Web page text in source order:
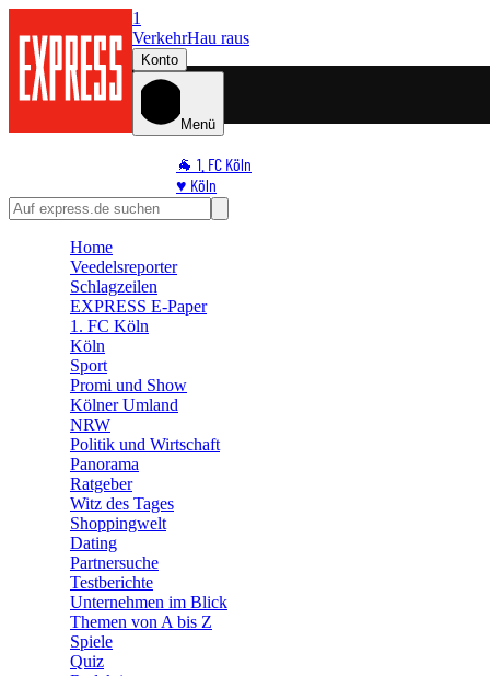
1
VerkehrHau raus
Konto
Menü
🐐 1. FC Köln
♥️ Köln
⭐ Promi
🛒 Shoppingwelt
Home
Veedelsreporter
Schlagzeilen
EXPRESS E-Paper
1. FC Köln
Köln
Sport
Promi und Show
Kölner Umland
NRW
Politik und Wirtschaft
Panorama
Ratgeber
Witz des Tages
Shoppingwelt
Dating
Partnersuche
Testberichte
Unternehmen im Blick
Themen von A bis Z
Spiele
Quiz